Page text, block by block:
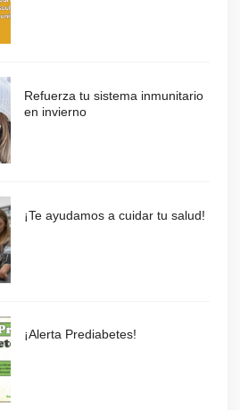
Refuerza tu sistema inmunitario
en invierno
¡Te ayudamos a cuidar tu salud!
¡Alerta Prediabetes!